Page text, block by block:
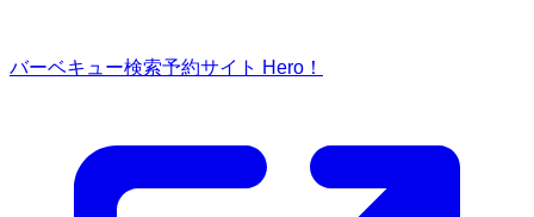
バーベキュー検索予約サイト Hero！